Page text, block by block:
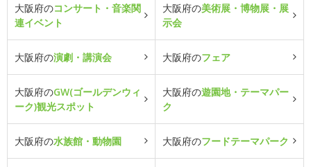
大阪府のコンサート・音楽関
連イベント
大阪府の美術展・博物展・展
示会
大阪府の演劇・講演会 大阪府のフェア
大阪府のGW(ゴールデンウィ
ーク)観光スポット
大阪府の遊園地・テーマパー
ク
大阪府の水族館・動物園 大阪府のフードテーマパーク